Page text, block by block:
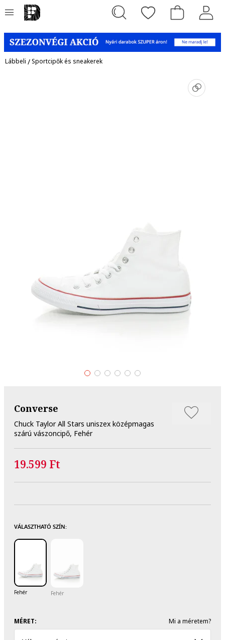
Lábbeli /Sportcipők és sneakerek
Converse
Chuck Taylor All Stars uniszex középmagas
szárú vászoncipő, Fehér
19.599 Ft
VÁLASZTHATÓ SZÍN:
Fehér Fehér
MÉRET: Mi a méretem?